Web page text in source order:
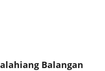
Balangan